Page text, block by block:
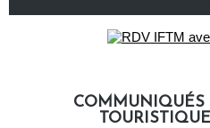
COMMUNIQUÉS